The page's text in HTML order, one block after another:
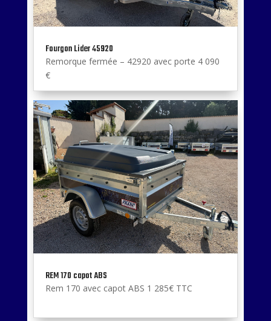
Fourgon Lider 45920
Remorque fermée – 42920 avec porte 4 090
€
REM 170 capot ABS
Rem 170 avec capot ABS 1 285€ TTC